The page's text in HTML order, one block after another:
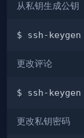
从私钥生成公钥
$ ssh-keygen
更改评论
$ ssh-keygen
更改私钥密码